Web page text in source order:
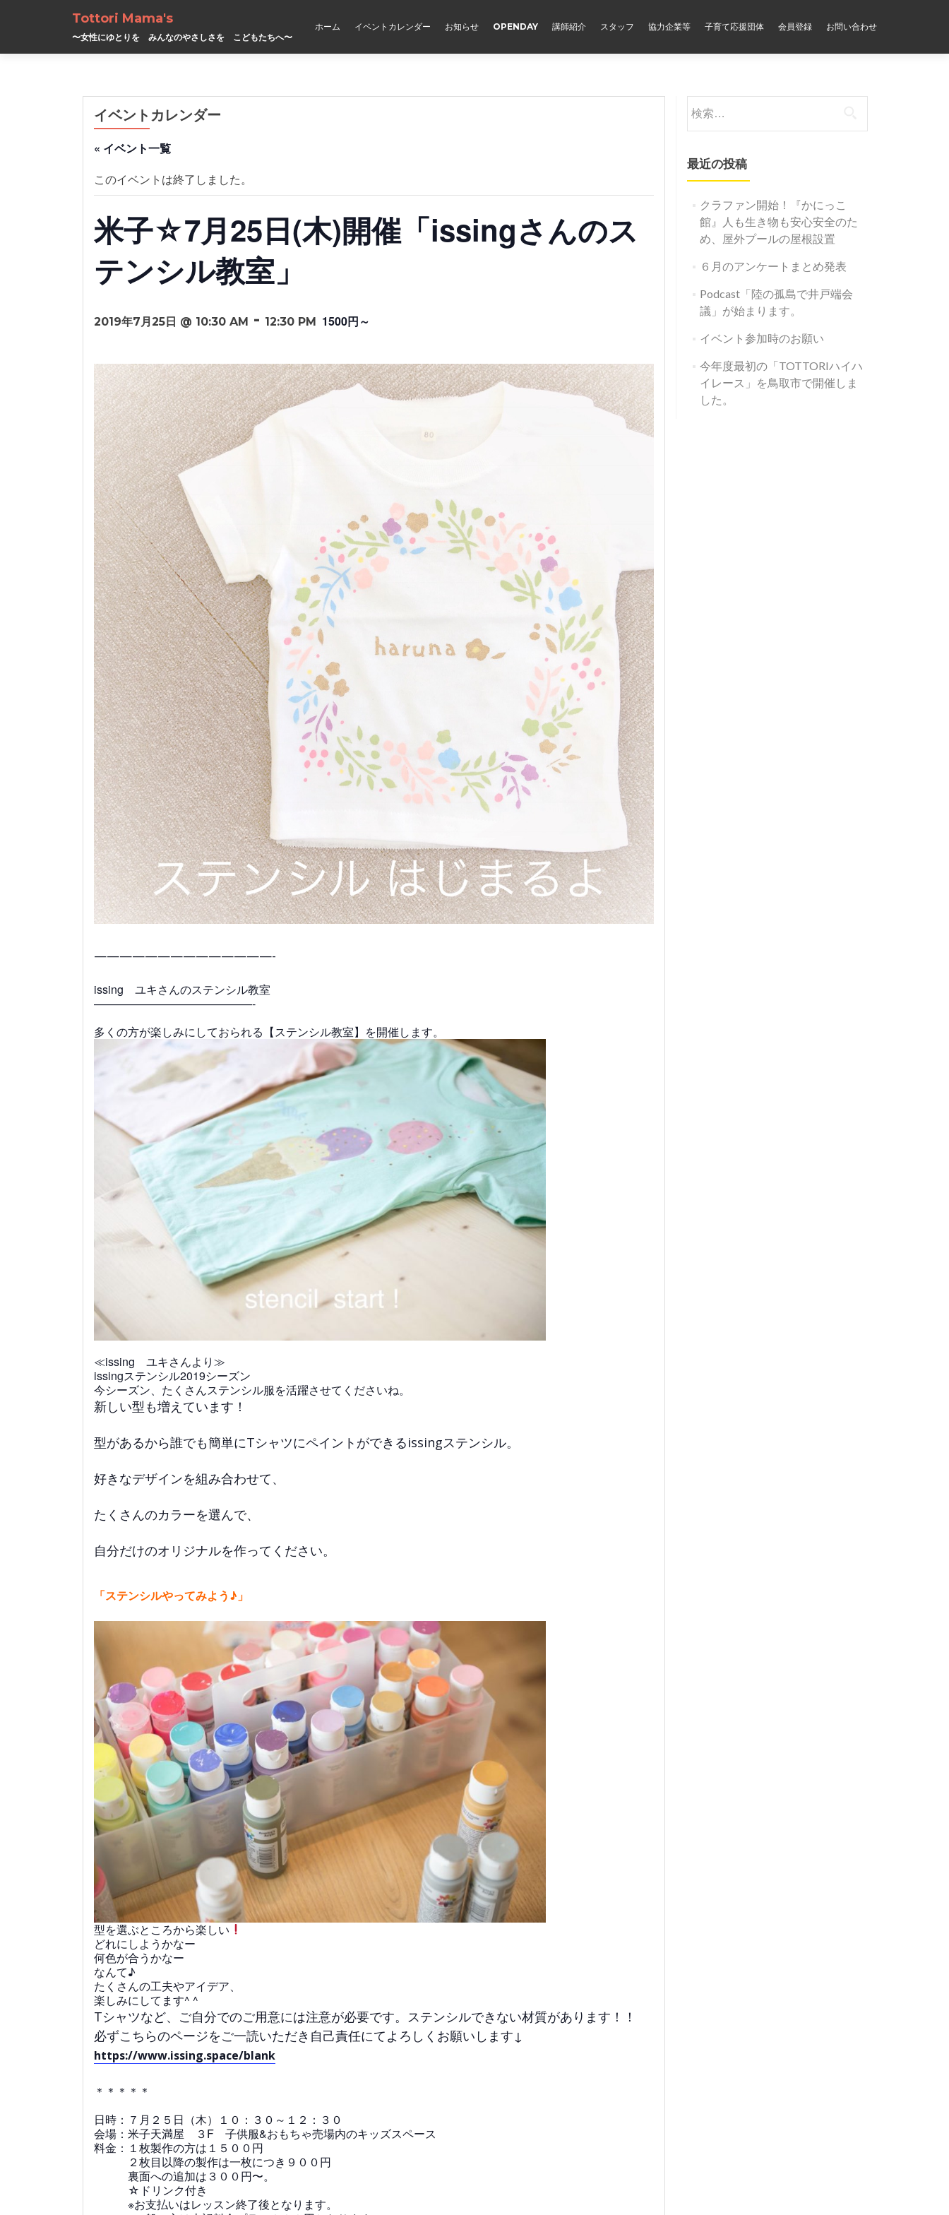
Tottori Mama's
〜女性にゆとりを みんなのやさしさを こどもたちへ〜
ホーム イベントカレンダー お知らせ OPENDAY 講師紹介 スタッフ 協力企業等 子育て応援団体 会員登録 お問い合わせ
イベントカレンダー
« イベント一覧
このイベントは終了しました。
米子☆7月25日(木)開催「issingさんのス
テンシル教室」
2019年7月25日 @ 10:30 AM - 12:30 PM 1500円～
——————————————-
issing ユキさんのステンシル教室
——————————————-
多くの方が楽しみにしておられる【ステンシル教室】を開催します。
≪issing ユキさんより≫
issingステンシル2019シーズン
今シーズン、たくさんステンシル服を活躍させてくださいね。
新しい型も増えています！
型があるから誰でも簡単にTシャツにペイントができるissingステンシル。
好きなデザインを組み合わせて、
たくさんのカラーを選んで、
自分だけのオリジナルを作ってください。
「ステンシルやってみよう♪」
型を選ぶところから楽しい
どれにしようかなー
何色が合うかなー
なんて♪
たくさんの工夫やアイデア、
楽しみにしてます^ ^
Tシャツなど、ご自分でのご用意には注意が必要です。ステンシルできない材質があります！！
必ずこちらのページをご一読いただき自己責任にてよろしくお願いします↓
https://www.issing.space/blank
＊＊＊＊＊
日時：７ 月２５日（木）１０：３０～１２：３０
会場：米子天満屋 ３F 子供服&おもちゃ売場内のキッズスペース
料金：１枚製作の方は１５００円
２枚目以降の製作は一枚につき９００円
裏面への追加は３００円〜。
☆ドリンク付き
※お支払いはレッスン終了後となります。
索:
最近の投稿
クラファン開始！『かにっこ
館』人も生き物も安心安全のた
め、屋外プールの屋根設置
６月のアンケートまとめ発表
Podcast「陸の孤島で井戸端会
議」が始まります。
イベント参加時のお願い
今年度最初の「TOTTORIハイハ
イレース」を鳥取市で開催しま
した。